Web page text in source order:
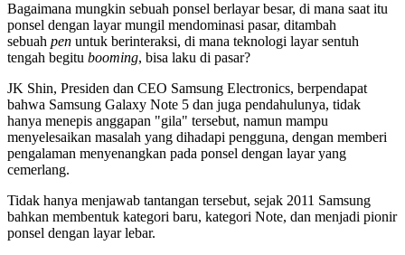
Bagaimana mungkin sebuah ponsel berlayar besar, di mana saat itu
ponsel dengan layar mungil mendominasi pasar, ditambah
sebuah pen untuk berinteraksi, di mana teknologi layar sentuh
tengah begitu booming, bisa laku di pasar?
JK Shin, Presiden dan CEO Samsung Electronics, berpendapat
bahwa Samsung Galaxy Note 5 dan juga pendahulunya, tidak
hanya menepis anggapan "gila" tersebut, namun mampu
menyelesaikan masalah yang dihadapi pengguna, dengan memberi
pengalaman menyenangkan pada ponsel dengan layar yang
cemerlang.
Tidak hanya menjawab tantangan tersebut, sejak 2011 Samsung
bahkan membentuk kategori baru, kategori Note, dan menjadi pionir
ponsel dengan layar lebar.